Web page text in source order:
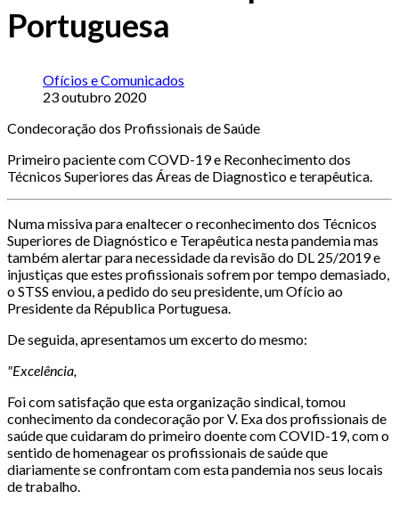
Portuguesa
Ofícios e Comunicados
23 outubro 2020
Condecoração dos Profissionais de Saúde
Primeiro paciente com COVD-19 e Reconhecimento dos
Técnicos Superiores das Áreas de Diagnostico e terapêutica.
Numa missiva para enaltecer o reconhecimento dos Técnicos
Superiores de Diagnóstico e Terapêutica nesta pandemia mas
também alertar para necessidade da revisão do DL 25/2019 e
injustiças que estes profissionais sofrem por tempo demasiado,
o STSS enviou, a pedido do seu presidente, um Ofício ao
Presidente da Républica Portuguesa.
De seguida, apresentamos um excerto do mesmo:
"Excelência,
Foi com satisfação que esta organização sindical, tomou
conhecimento da condecoração por V. Exa dos profissionais de
saúde que cuidaram do primeiro doente com COVID-19, com o
sentido de homenagear os profissionais de saúde que
diariamente se confrontam com esta pandemia nos seus locais
de trabalho.